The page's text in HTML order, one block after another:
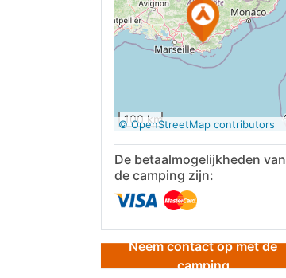
Op Google
100 km
© OpenStreetMap contributors
De betaalmogelijkheden van
de camping zijn:
Neem contact op met de
camping